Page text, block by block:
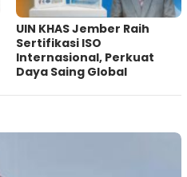
UIN KHAS Jember Raih
Sertifikasi ISO
Internasional, Perkuat
Daya Saing Global